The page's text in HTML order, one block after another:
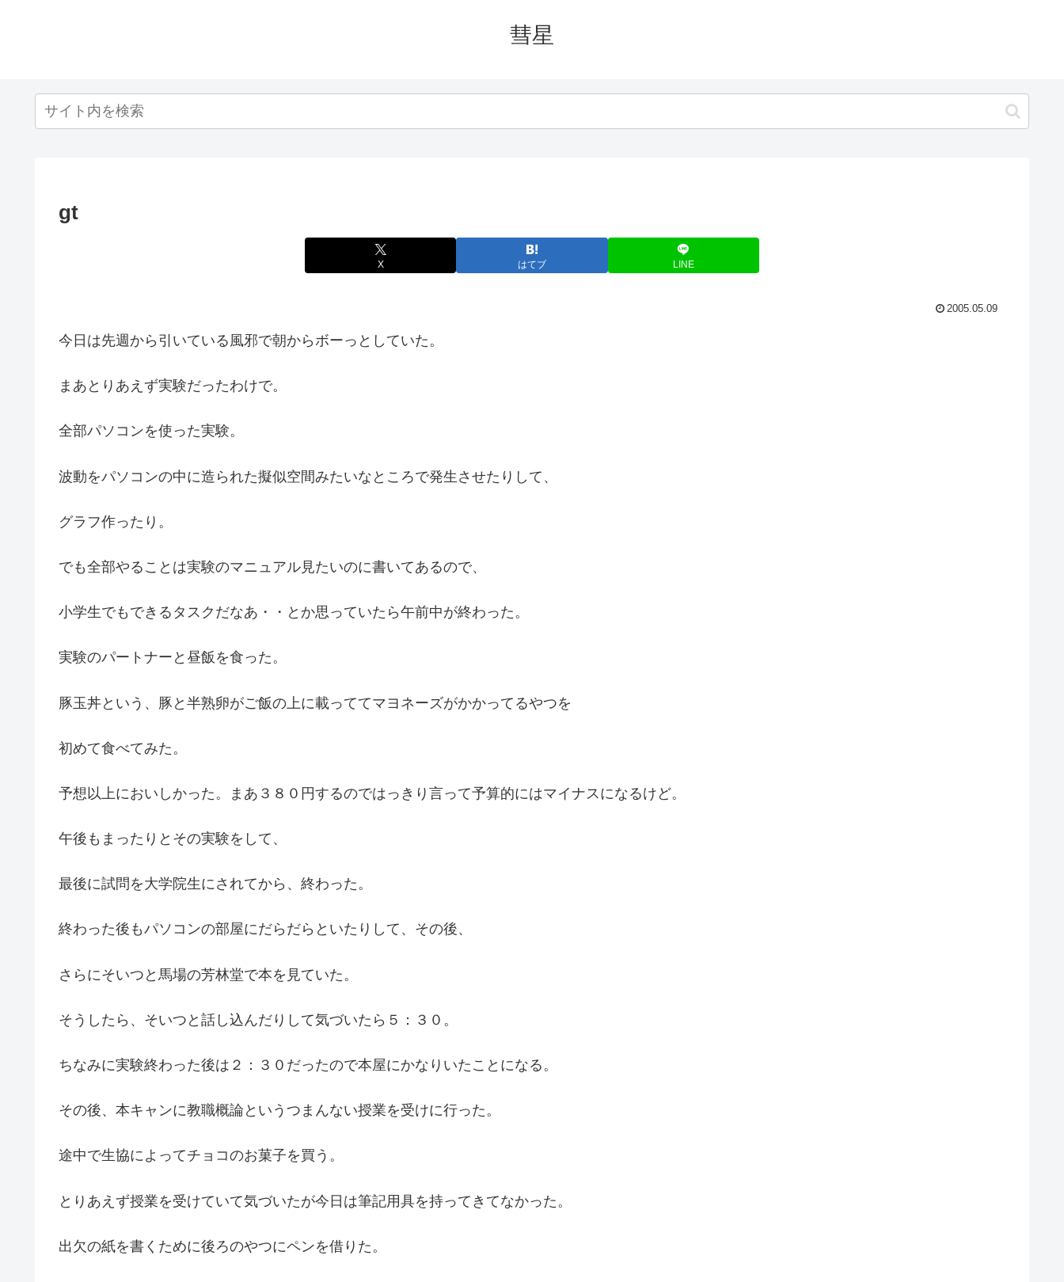
彗星
gt
X はてブ LINE
2005.05.09
今日は先週から引いている風邪で朝からボーっとしていた。
まあとりあえず実験だったわけで。
全部パソコンを使った実験。
波動をパソコンの中に造られた擬似空間みたいなところで発生させたりして、
グラフ作ったり。
でも全部やることは実験のマニュアル見たいのに書いてあるので、
小学生でもできるタスクだなあ・・とか思っていたら午前中が終わった。
実験のパートナーと昼飯を食った。
豚玉丼という、豚と半熟卵がご飯の上に載っててマヨネーズがかかってるやつを
初めて食べてみた。
予想以上においしかった。まあ３８０円するのではっきり言って予算的にはマイナスになるけど。
午後もまったりとその実験をして、
最後に試問を大学院生にされてから、終わった。
終わった後もパソコンの部屋にだらだらといたりして、その後、
さらにそいつと馬場の芳林堂で本を見ていた。
そうしたら、そいつと話し込んだりして気づいたら５：３０。
ちなみに実験終わった後は２：３０だったので本屋にかなりいたことになる。
その後、本キャンに教職概論というつまんない授業を受けに行った。
途中で生協によってチョコのお菓子を買う。
とりあえず授業を受けていて気づいたが今日は筆記用具を持ってきてなかった。
出欠の紙を書くために後ろのやつにペンを借りた。